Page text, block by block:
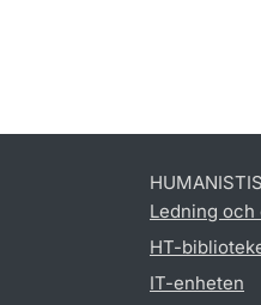
Ledning och
HT-
IT-enheten